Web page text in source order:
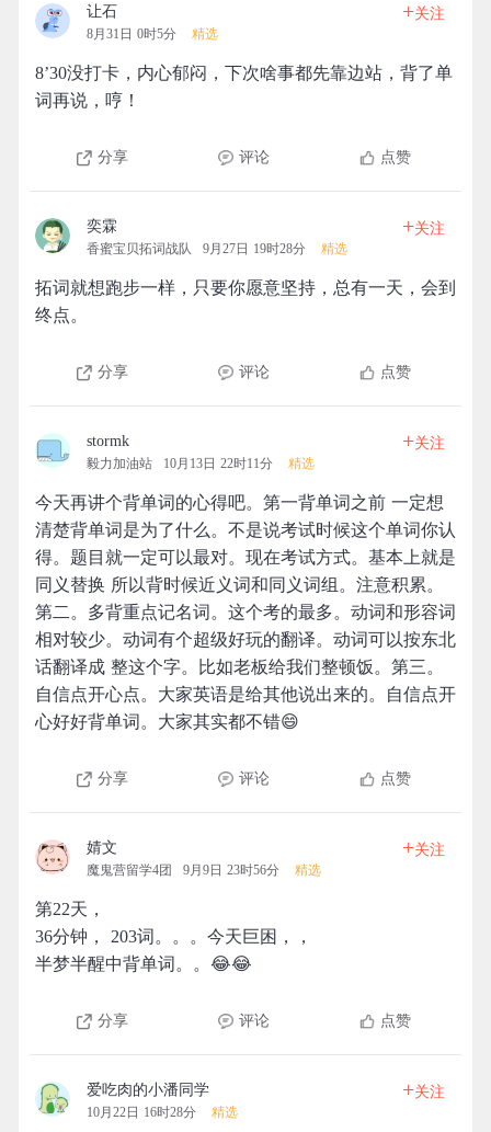
让石
8月31日 0时5分 精选
+关注
8’30没打卡，内心郁闷，下次啥事都先靠边站，背了单
词再说，哼！
分享 评论 点赞
奕霖
香蜜宝贝拓词战队 9月27日 19时28分 精选
+关注
拓词就想跑步一样，只要你愿意坚持，总有一天，会到
终点。
分享 评论 点赞
stormk
毅力加油站 10月13日 22时11分 精选
+关注
今天再讲个背单词的心得吧。第一背单词之前 一定想
清楚背单词是为了什么。不是说考试时候这个单词你认
得。题目就一定可以最对。现在考试方式。基本上就是
同义替换 所以背时候近义词和同义词组。注意积累。
第二。多背重点记名词。这个考的最多。动词和形容词
相对较少。动词有个超级好玩的翻译。动词可以按东北
话翻译成 整这个字。比如老板给我们整顿饭。第三。
自信点开心点。大家英语是给其他说出来的。自信点开
心好好背单词。大家其实都不错😄
分享 评论 点赞
婧文
魔鬼营留学4团 9月9日 23时56分 精选
+关注
第22天，
36分钟， 203词。。。今天巨困，，
半梦半醒中背单词。。😂😂
分享 评论 点赞
爱吃肉的小潘同学
10月22日 16时28分 精选
+关注